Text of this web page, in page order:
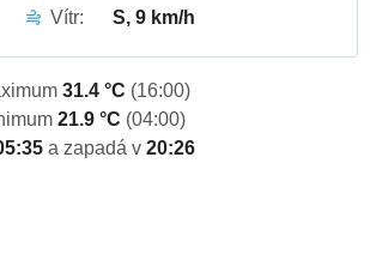
Vítr:
S, 9 km/h
31.4 °C (16:00)
21.9 °C (04:00)
a zapadá v 20:26